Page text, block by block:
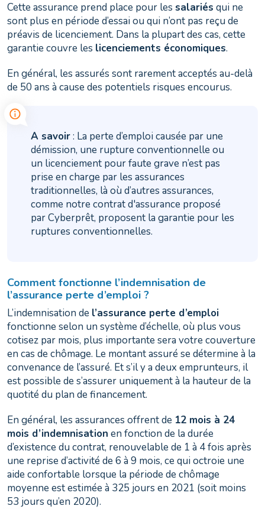
Cette assurance prend place pour les salariés qui ne
sont plus en période d’essai ou qui n’ont pas reçu de
préavis de licenciement. Dans la plupart des cas, cette
garantie couvre les licenciements économiques.
En général, les assurés sont rarement acceptés au-delà
de 50 ans à cause des potentiels risques encourus.
A savoir: La perte d’emploi causée par une
démission, une rupture conventionnelle ou
un licenciement pour faute grave n’est pas
prise en charge par les assurances
traditionnelles, là où d’autres assurances,
comme notre contrat d'assurance proposé
par Cyberprêt, proposent la garantie pour les
ruptures conventionnelles.
Comment fonctionne l’indemnisation de
l’assurance perte d’emploi ?
L’indemnisation de l’assurance perte d’emploi
fonctionne selon un système d’échelle, où plus vous
cotisez par mois, plus importante sera votre couverture
en cas de chômage. Le montant assuré se détermine à la
convenance de l’assuré. Et s’il y a deux emprunteurs, il
est possible de s’assurer uniquement à la hauteur de la
quotité du plan de financement.
En général, les assurances offrent de 12 mois à 24
mois d’indemnisation en fonction de la durée
d’existence du contrat, renouvelable de 1 à 4 fois après
une reprise d’activité de 6 à 9 mois, ce qui octroie une
aide confortable lorsque la période de chômage
moyenne est estimée à 325 jours en 2021 (soit moins
53 jours qu’en 2020).